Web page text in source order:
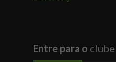
Entre para o clube